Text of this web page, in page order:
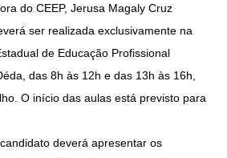
do CEEP, Jerusa Magaly Cruz
ser realizada exclusivamente na
de Educação Profissional
das 8h às 12h e das 13h às 16h,
O início das aulas está previsto para
deverá apresentar os